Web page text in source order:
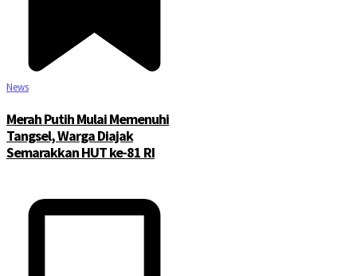
News
Merah Putih Mulai Memenuhi
Tangsel, Warga Diajak
Semarakkan HUT ke-81 RI